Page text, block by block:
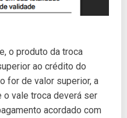
o produto da troca
ao crédito do
for de valor superior, a
vale troca deverá ser
acordado com